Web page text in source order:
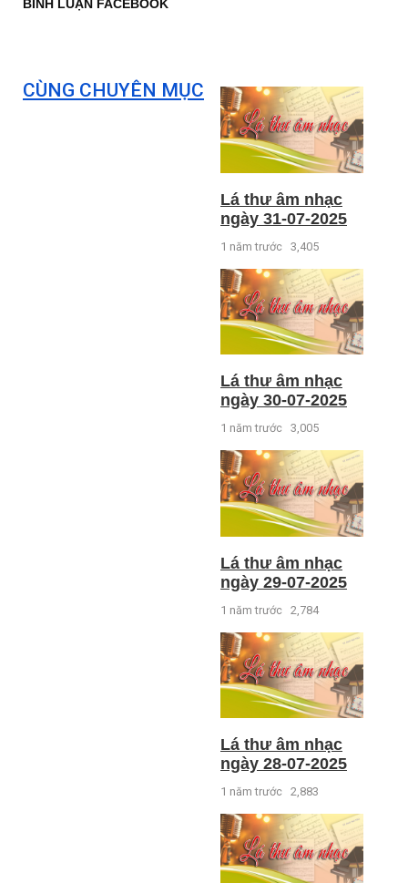
BÌNH LUẬN FACEBOOK
CÙNG CHUYÊN MỤC
Lá thư âm nhạc
ngày 31-07-2025
1 năm trước 3,405
Lá thư âm nhạc
ngày 30-07-2025
1 năm trước 3,005
Lá thư âm nhạc
ngày 29-07-2025
1 năm trước 2,784
Lá thư âm nhạc
ngày 28-07-2025
1 năm trước 2,883